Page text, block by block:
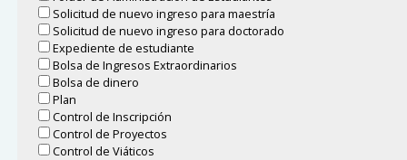
Solicitud de nuevo ingreso para maestría
Solicitud de nuevo ingreso para doctorado
Expediente de estudiante
Bolsa de Ingresos Extraordinarios
Bolsa de dinero
Plan
Control de Inscripción
Control de Proyectos
Control de Viáticos